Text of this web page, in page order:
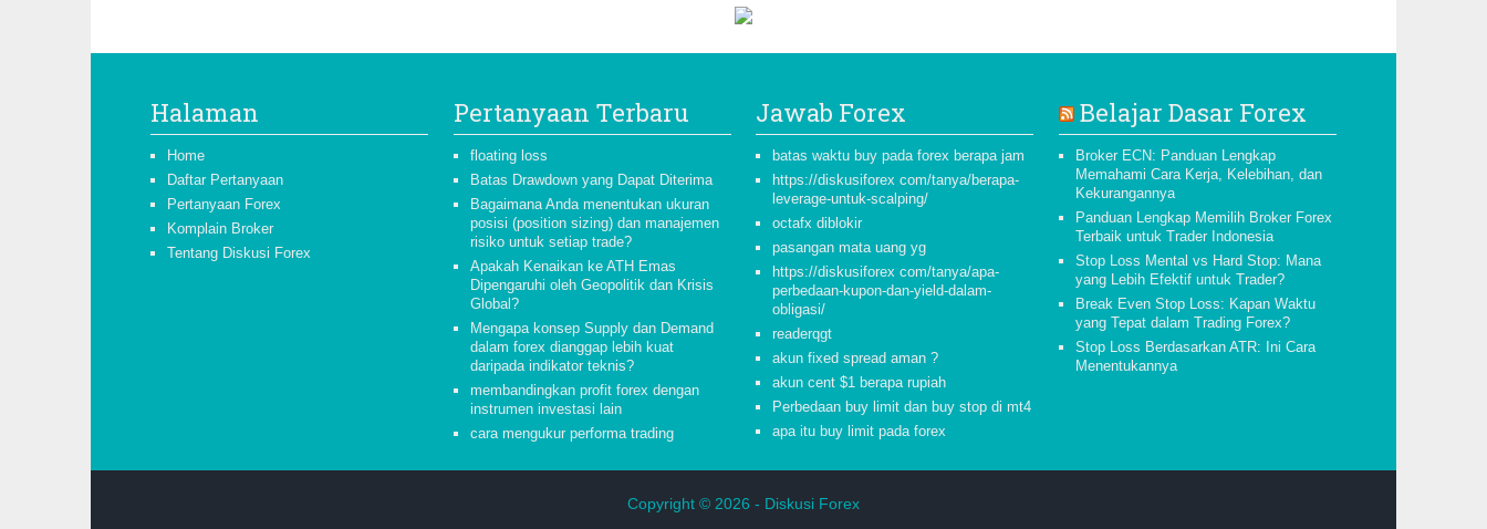
Halaman
Home
Daftar Pertanyaan
Pertanyaan Forex
Komplain Broker
Tentang Diskusi Forex
Pertanyaan Terbaru
floating loss
Batas Drawdown yang Dapat Diterima
Bagaimana Anda menentukan ukuran
posisi (position sizing) dan manajemen
risiko untuk setiap trade?
Apakah Kenaikan ke ATH Emas
Dipengaruhi oleh Geopolitik dan Krisis
Global?
Mengapa konsep Supply dan Demand
dalam forex dianggap lebih kuat
daripada indikator teknis?
membandingkan profit forex dengan
instrumen investasi lain
cara mengukur performa trading
Jawab Forex
batas waktu buy pada forex berapa jam
https://diskusiforex com/tanya/berapa-
leverage-untuk-scalping/
octafx diblokir
pasangan mata uang yg
https://diskusiforex com/tanya/apa-
perbedaan-kupon-dan-yield-dalam-
obligasi/
readerqgt
akun fixed spread aman ?
akun cent $1 berapa rupiah
Perbedaan buy limit dan buy stop di mt4
apa itu buy limit pada forex
Belajar Dasar Forex
Broker ECN: Panduan Lengkap
Memahami Cara Kerja, Kelebihan, dan
Kekurangannya
Panduan Lengkap Memilih Broker Forex
Terbaik untuk Trader Indonesia
Stop Loss Mental vs Hard Stop: Mana
yang Lebih Efektif untuk Trader?
Break Even Stop Loss: Kapan Waktu
yang Tepat dalam Trading Forex?
Stop Loss Berdasarkan ATR: Ini Cara
Menentukannya
Copyright © 2026 - Diskusi Forex